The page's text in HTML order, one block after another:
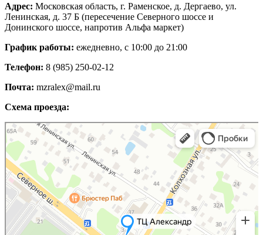
Адрес: Московская область, г. Раменское, д. Дергаево, ул.
Ленинская, д. 37 Б (пересечение Северного шоссе и
Донинского шоссе, напротив Альфа маркет)
График работы: ежедневно, с 10:00 до 21:00
Телефон: 8 (985) 250-02-12
Почта: mzralex@mail.ru
Схема проезда:
Яндекс Карты
Яндекс Карты — транспорт, навигация, поиск мест